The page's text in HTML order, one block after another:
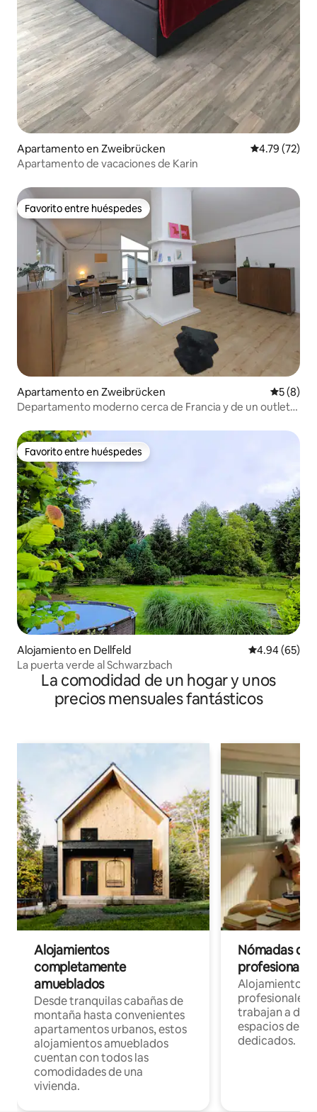
Apartamento en Zweibrücken Calificación
4.79 (72)
Apartamento de vacaciones de Karin
Favorito entre huéspedes
Favorito entre huéspedes
Apartamento en Zweibrücken
5 (8)
Departamento moderno cerca de Francia y de un outlet
Favorito entre huéspedes
Favorito entre huéspedes
Alojamiento en Dellfeld Calificación
4.94 (65)
La puerta verde al Schwarzbach
La comodidad de un hogar y unos
precios mensuales fantásticos
Alojamientos
completamente
amueblados
Desde tranquilas cabañas de
montaña hasta convenientes
apartamentos urbanos, estos
alojamientos amueblados
cuentan con todos las
comodidades de una
vivienda.
Nómadas
Alojamientos
profesionales
trabajan a
espacios de
dedicados.